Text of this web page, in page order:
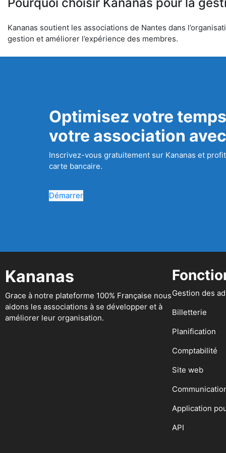
Kananas soutient les associations de Nantes dans
gestion et améliorer l’expérience des membres.
Optimisez votre
votre association
Inscrivez-vous gratuitement sur Kananas et
carte bancaire.
Démarrer
Kananas
Grace à notre plateforme 100% Française nous
aidons les associations à se développer et à
améliorer leur organisation.
Gestion des
Billetterie
Planification
Comptabilité
Site web
Application
API